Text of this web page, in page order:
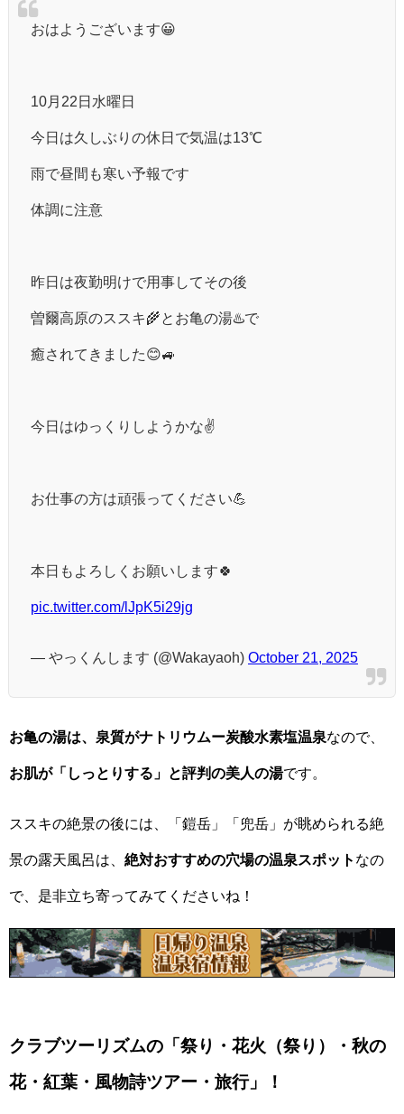
おはようございます😀
10月22日水曜日
今日は久しぶりの休日で気温は13℃
雨で昼間も寒い予報です
体調に注意
昨日は夜勤明けで用事してその後
曽爾高原のススキ🌾とお亀の湯♨️で
癒されてきました😊🚙
今日はゆっくりしようかな✌️
お仕事の方は頑張ってください💪
本日もよろしくお願いします🍀
pic.twitter.com/lJpK5i29jg
— やっくんします (@Wakayaoh) October 21, 2025
お亀の湯は、泉質がナトリウムー炭酸水素塩温泉なので、
お肌が「しっとりする」と評判の美人の湯です。
ススキの絶景の後には、「鎧岳」「兜岳」が眺められる絶
景の露天風呂は、 絶対おすすめの穴場の温泉スポット なの
で、是非立ち寄ってみてくださいね！
クラブツーリズムの「祭り・花火（祭り）・秋の
花・紅葉・風物詩ツアー・旅行」！